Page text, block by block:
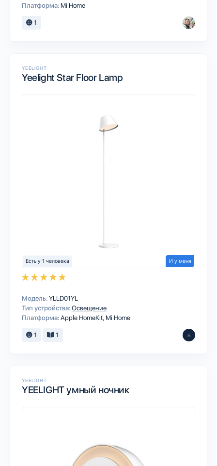
Платформа: Mi Home
1
YEELIGHT
Yeelight Star Floor Lamp
Есть у 1 человека И у меня
Модель:YLLD01YL
Тип устройства:Освещение
Платформа:Apple HomeKit Mi Home
1 1
YEELIGHT
YEELIGHT умный ночник